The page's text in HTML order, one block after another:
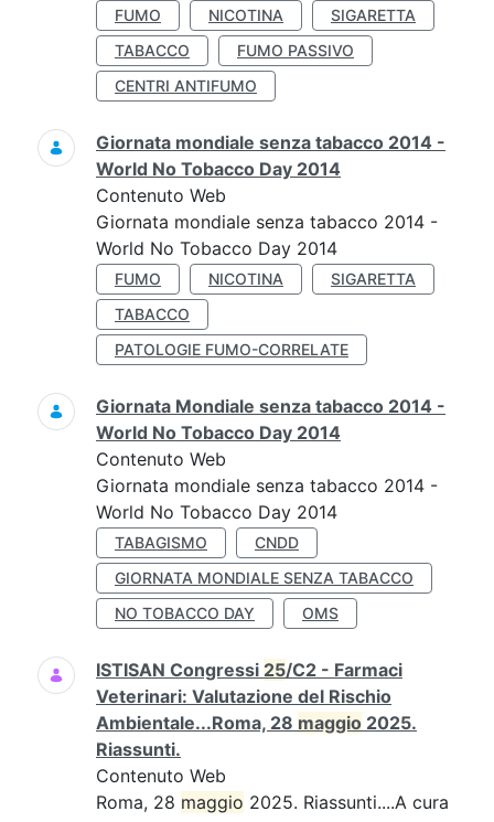
FUMO NICOTINA
SIGARETTA
TABACCO
FUMO PASSIVO
CENTRI ANTIFUMO
Giornata mondiale senza tabacco 2014 -
World No Tobacco Day 2014
Contenuto Web
Giornata mondiale senza tabacco 2014 -
World No Tobacco Day 2014
FUMO NICOTINA
SIGARETTA
TABACCO
PATOLOGIE FUMO-CORRELATE
Giornata Mondiale senza tabacco 2014 -
World No Tobacco Day 2014
Contenuto Web
Giornata mondiale senza tabacco 2014 -
World No Tobacco Day 2014
TABAGISMO
CNDD
GIORNATA MONDIALE SENZA TABACCO
NO TOBACCO DAY
OMS
ISTISAN Congressi 25/C2 - Farmaci
Veterinari: Valutazione del Rischio
Ambientale...Roma, 28 maggio 2025.
Riassunti.
Contenuto Web
Roma, 28 maggio 2025. Riassunti....A cura